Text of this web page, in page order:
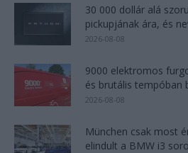
30 000 dollár alá
pickupjának ára, és
2026-08-08
9000 elektromos
és brutális tempóban
2026-08-08
München csak most
elindult a BMW i3